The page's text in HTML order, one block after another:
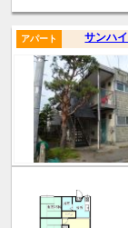
サンハ
アパート